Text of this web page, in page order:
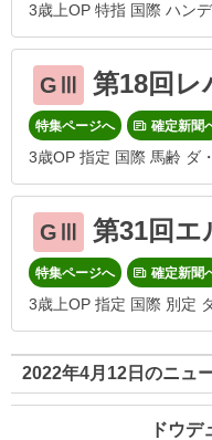
3歳上OP 特指 国際 ハン
GⅢ 第18回レ
特集ページへ 確定新聞
3歳OP 指定 国際 馬齢 ダ
GⅢ 第31回エ
特集ページへ 確定新聞
3歳上OP 指定 国際 別定
2022年4月12日のニュ
ドウ